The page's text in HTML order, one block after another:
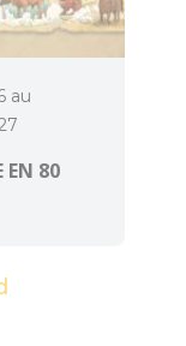
au
EN 80